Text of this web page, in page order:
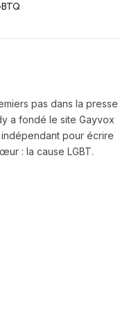
pas dans la presse
a fondé le site Gayvox
pour écrire
: la cause LGBT.